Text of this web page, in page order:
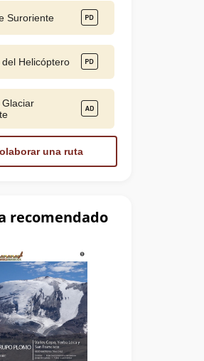
Suroriente
del Helicóptero
Glaciar
una ruta
recomendado